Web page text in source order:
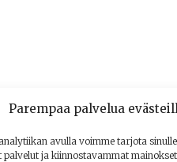
Parempaa palvelua
avulla voimme tarjota
ja kiinnostavammat